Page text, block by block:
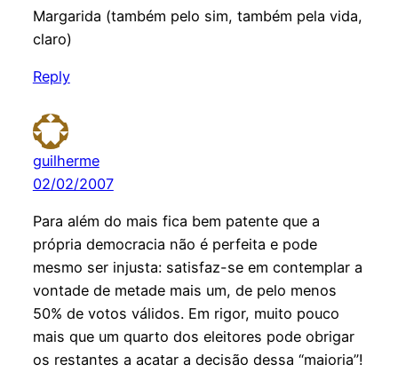
Margarida (também pelo sim, também pela vida,
claro)
Reply
guilherme
02/02/2007
Para além do mais fica bem patente que a
própria democracia não é perfeita e pode
mesmo ser injusta: satisfaz-se em contemplar a
vontade de metade mais um, de pelo menos
50% de votos válidos. Em rigor, muito pouco
mais que um quarto dos eleitores pode obrigar
os restantes a acatar a decisão dessa “maioria”!